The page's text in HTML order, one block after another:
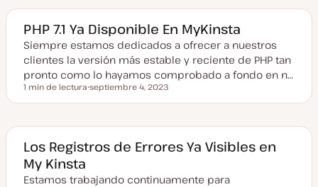
h
a
c
t
u
a
l
i
z
PHP 7.1 Ya Disponible En MyKinsta
Siempre estamos dedicados a ofrecer a nuestros
clientes la versión más estable y reciente de PHP tan
pronto como lo hayamos comprobado a fondo en n…
Tiempo de lectura
1 min de lectura
e
h
a
c
a
septiembre 4, 2023
Los Registros de Errores Ya Visibles en
My Kinsta
Estamos trabajando continuamente para